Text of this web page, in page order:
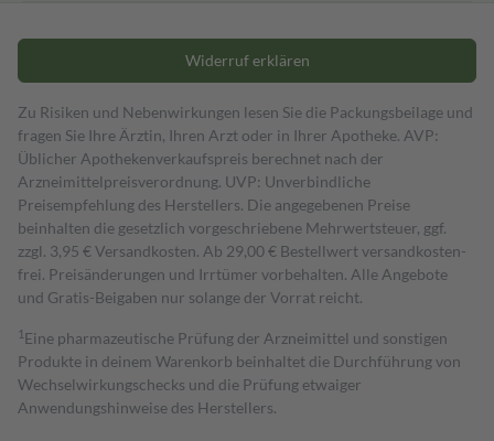
Widerruf erklären
Zu Risiken und Nebenwirkungen lesen Sie die Packungsbeilage und
fragen Sie Ihre Ärztin, Ihren Arzt oder in Ihrer Apotheke. AVP:
Üblicher Apothekenverkaufspreis berechnet nach der
Arzneimittelpreisverordnung. UVP: Unverbindliche
Preisempfehlung des Herstellers. Die angegebenen Preise
beinhalten die gesetzlich vorgeschriebene Mehrwertsteuer, ggf.
zzgl. 3,95 € Versandkosten. Ab 29,00 € Bestell­wert versand­kosten­
frei. Preisänderungen und Irrtümer vorbehalten. Alle Angebote
und Gratis-Beigaben nur solange der Vorrat reicht.
1 Eine pharmazeutische Prüfung der Arzneimittel und sonstigen
Produkte in deinem Warenkorb beinhaltet die Durchführung von
Wechselwirkungschecks und die Prüfung etwaiger
Anwendungshinweise des Herstellers.